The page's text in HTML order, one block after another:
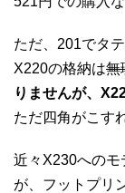
ただ、201でタ
X220の格納は無
りませんが、
ただ四角がこす
近々X230へのモ
が、フットプリ